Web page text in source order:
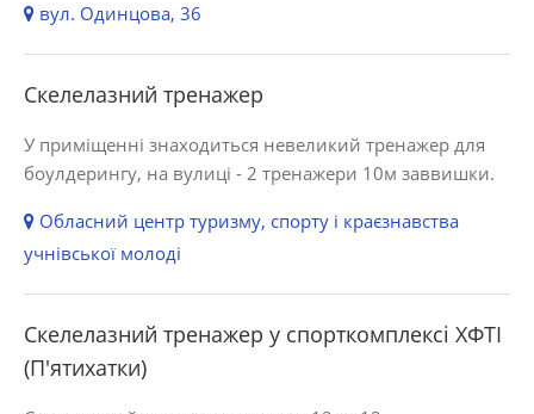
вул. Одинцова, 36
Скелелазний тренажер
У приміщенні знаходиться невеликий тренажер для
боулдерингу, на вулиці - 2 тренажери 10м заввишки.
Обласний центр туризму, спорту і краєзнавства
учнівської молоді
Скелелазний тренажер у спорткомплексі ХФТІ
(П'ятихатки)